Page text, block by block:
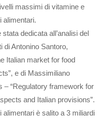
massimi di vitamine e
alimentari.
dedicata all’analisi del
di Antonino Santoro,
Italian market for food
e di Massimiliano
– “Regulatory framework for
and Italian provisions”.
alimentari è salito a 3 miliardi